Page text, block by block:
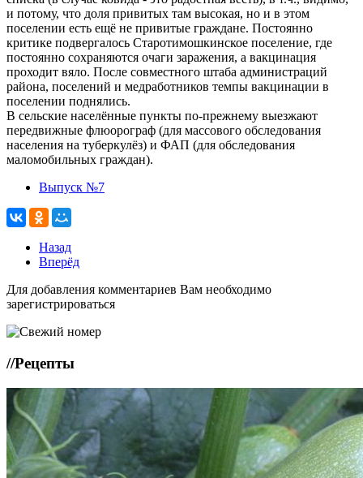
и потому, что доля привитых там высокая, но и в этом
поселении есть ещё не привитые граждане. Постоянно
критике подвергалось Старотимошкинское поселение, где
постоянно сохраняются очаги заражения, а вакцинация
проходит вяло. После совместного штаба администраций
района, поселений и медработников темпы вакцинации в
поселении поднялись.
В сельские населённые пункты по-прежнему выезжают
передвижные флюорограф (для массового обследования
населения на туберкулёз) и ФАП (для обследования
маломобильных граждан).
Выпуск №7
Назад
Вперёд
Для добавления комментариев Вам необходимо
зарегистрироваться
//Рецепты